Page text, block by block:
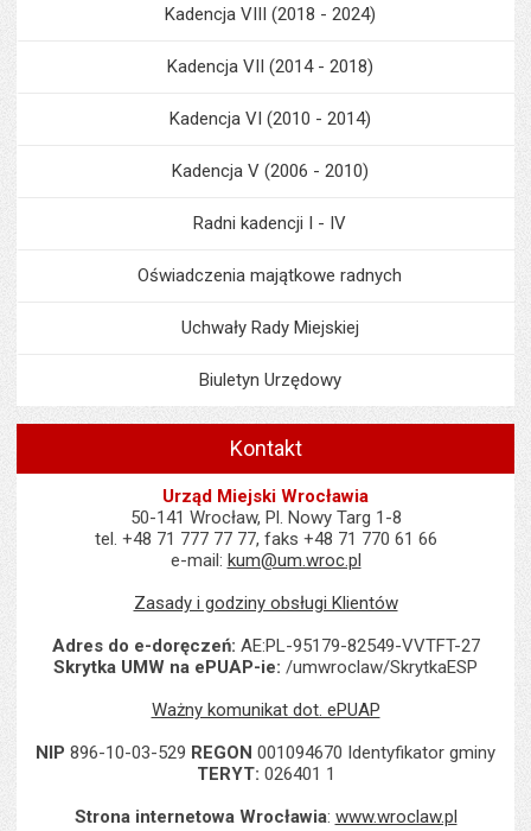
Kadencja VIII (2018 - 2024)
Kadencja VII (2014 - 2018)
Kadencja VI (2010 - 2014)
Kadencja V (2006 - 2010)
Radni kadencji I - IV
Oświadczenia majątkowe radnych
Uchwały Rady Miejskiej
Biuletyn Urzędowy
Kontakt
Urząd Miejski Wrocławia
50-141 Wrocław, Pl. Nowy Targ 1-8
tel. +48 71 777 77 77, faks +48 71 770 61 66
e-mail: kum@um.wroc.pl
Zasady i godziny obsługi Klientów
Adres do e-doręczeń: AE:PL-95179-82549-VVTFT-27
Skrytka UMW na ePUAP-ie: /umwroclaw/SkrytkaESP
Ważny komunikat dot. ePUAP
NIP 896-10-03-529 REGON 001094670 Identyfikator gminy
TERYT: 026401 1
Strona internetowa Wrocławia: www.wroclaw.pl